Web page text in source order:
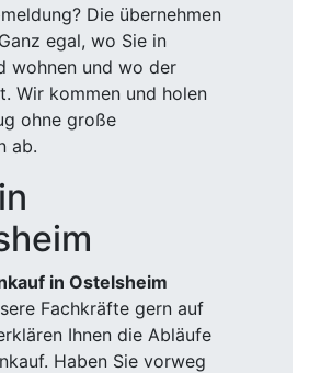
Die übernehmen
egal, wo Sie in
wohnen und wo der
Wir kommen und holen
ohne große
ab.
in Ostelsheim
Fachkräfte gern auf
Ihnen die Abläufe
Haben Sie vorweg